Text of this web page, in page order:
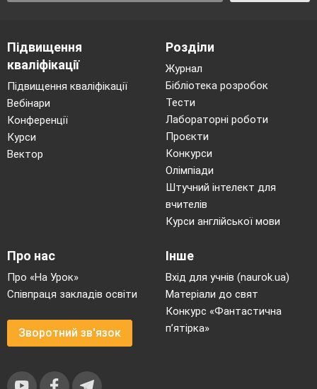
Підвищення
кваліфікації
Підвищення кваліфікації
Вебінари
Конференції
Курси
Вектор
Розділи
Журнал
Бібліотека розробок
Тести
Лабораторні роботи
Проєкти
Конкурси
Олімпіади
Штучний інтелект для
вчителів
Курси англійської мови
Про нас
Про «На Урок»
Співпраця закладів освіти
Зворотний зв'язок
Інше
Вхід для учнів (naurok.ua)
Матеріали до свят
Конкурс «Фантастична
п’ятірка»